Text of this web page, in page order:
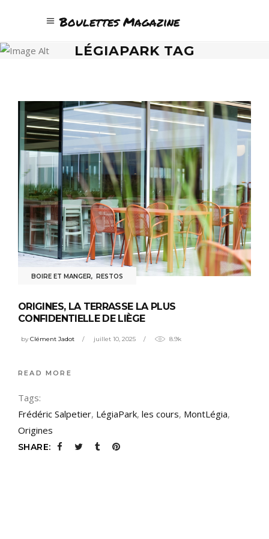
Boulettes Magazine
LÉGIAPARK TAG
BOIRE ET MANGER, RESTOS
ORIGINES, LA TERRASSE LA PLUS
CONFIDENTIELLE DE LIÈGE
byClément Jadot juillet 10, 2025 8.9k
READ MORE
Tags:
Frédéric Salpetier, LégiaPark, les cours, MontLégia,
Origines
SHARE: